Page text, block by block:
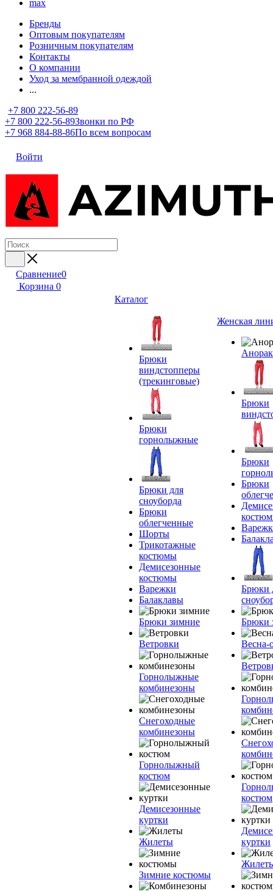
max
Бренды
Оптовым покупателям
Розничным покупателям
Контакты
О компании
Уход за мембранной одеждой
...
+7 800 222-56-89
+7 800 222-56-89Звонки по РФ
+7 968 884-88-86По всем вопросам
Войти
Сравнение0
Корзина 0
Каталог
Брюки
виндстопперы
(трекинговые)
Брюки
горнолыжные
Брюки для
сноуборда
Брюки
облегченные
Шорты
Трикотажные
костюмы
Демисезонные
костюмы
Варежки
Балаклавы
Брюки зимние
Ветровки
Горнолыжные
комбинезоны
Снегоходные
комбинезоны
Горнолыжный
костюм
Демисезонные
куртки
Жилеты
Зимние костюмы
Женская
Брюки
Брюки
Брюки
Брюки
Брюки
Весна-
костюм
куртки